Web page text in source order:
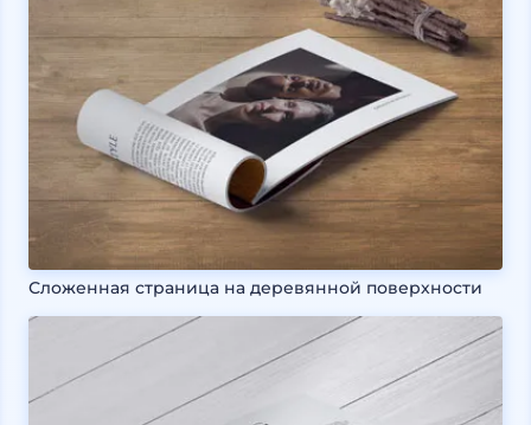
Сложенная страница на деревянной поверхности